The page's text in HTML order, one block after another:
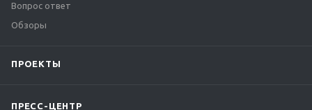
Вопрос ответ
Обзоры
ПРОЕКТЫ
ПРЕСС-ЦЕНТР